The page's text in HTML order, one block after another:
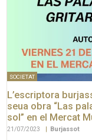
SOCIETAT
L’escriptora
seua obra “Las
sol” en el Mercat
21/07/2023 Burjassot